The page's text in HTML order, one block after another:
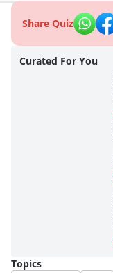
Share Quiz
Curated For You
Topics